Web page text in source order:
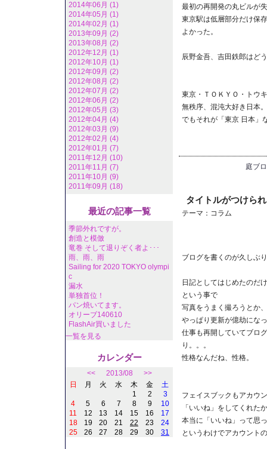
最初の再開発の丸ビルが
東京駅は低層部分だけ保
よかった。
辰野金吾、吉田鉄郎はど
東京・ＴＯＫＹＯ・トウ
無秩序、混沌大好き日本。
でもそれが「東京 日本」
庭ブ
タイトルがつけら
テーマ： コラム
ブログを書くのが久しぶ
日記としてはじめたのだ
という事で
写真をうまく撮ろうとか
やっぱり更新が億劫にな
仕事も再開していてブロ
り。。。
性格なんだね、性格。
フェイスブックもアカウ
「いいね」をしてくれた
本当に「いいね」って思
というわけでアカウント
2014年06月 (1)
2014年05月 (1)
2014年02月 (1)
2013年09月 (2)
2013年08月 (2)
2012年12月 (1)
2012年10月 (1)
2012年09月 (2)
2012年08月 (2)
2012年07月 (2)
2012年06月 (2)
2012年05月 (3)
2012年04月 (4)
2012年03月 (9)
2012年02月 (4)
2012年01月 (7)
2011年12月 (10)
2011年11月 (7)
2011年10月 (9)
2011年09月 (18)
最近の記事一覧
季節外れですが。
創造と模倣
竜巻 そして退りぞく者よ･･･
雨、雨、雨
Sailing for 2020 TOKYO olympi
c
漏水
単独首位！
パン焼いてます。
オリーブ140610
FlashAir買いました
一覧を見る
カレンダー
<<2013/08 >>
日
月 火 水 木 金
土
1
2
3
4
5 6 7 8 9
10
11
12 13 14 15 16
17
18
19 20 21 22 23
24
25
26 27 28 29 30 31